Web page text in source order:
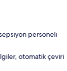
personeli
otomatik çeviri